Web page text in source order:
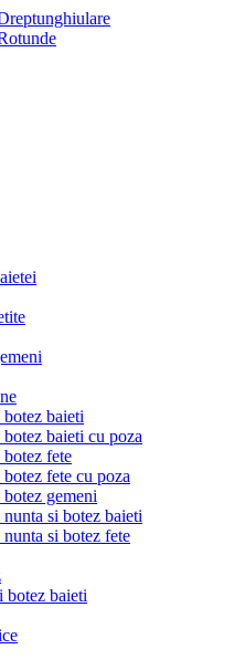
baieti
baieti cu poza
fete
fete cu poza
gemeni
si botez baieti
si botez fete
botez baieti